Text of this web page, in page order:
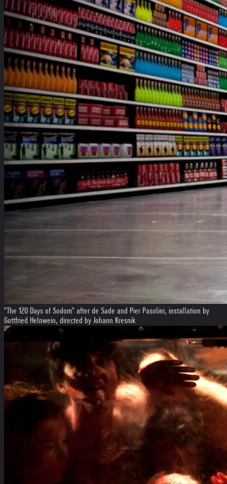
"The 120 Days of Sodom" after de Sade and Pier Pasolini, installation by
Gottfried Helnwein, directed by Johann Kresnik